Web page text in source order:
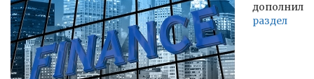
дополнил
раздел